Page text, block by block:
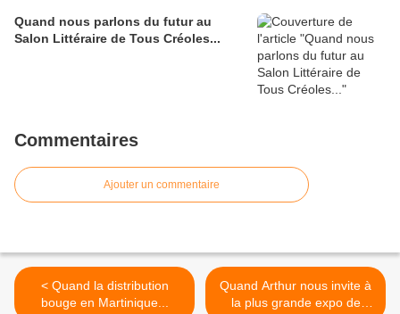
Quand nous parlons du futur au
Salon Littéraire de Tous Créoles...
Commentaires
Ajouter un commentaire
< Quand la distribution
bouge en Martinique...
Quand Arthur nous invite à
la plus grande expo de